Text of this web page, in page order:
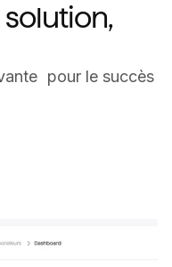
pour le succès